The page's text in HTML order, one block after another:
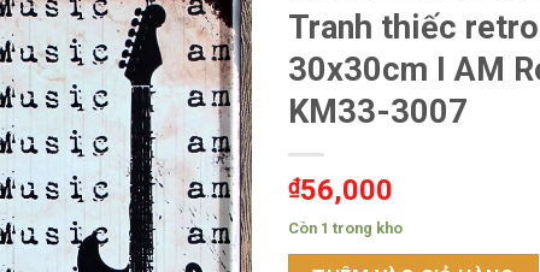
Tranh thiếc retro
30x30cm I AM
KM33-3007
₫56,000
Còn 1 trong kho